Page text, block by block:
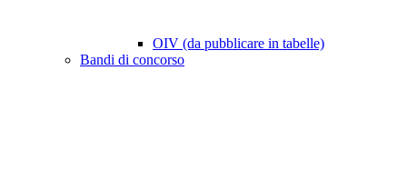
OIV (da pubblicare in tabelle)
Bandi di concorso